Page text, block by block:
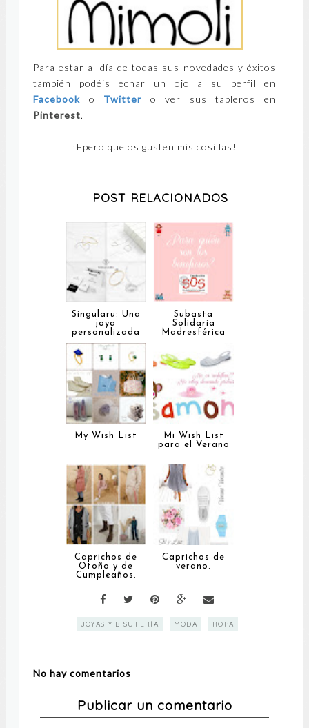
Para estar al día de todas sus novedades y éxitos
también podéis echar un ojo a su perfil en
Facebook o Twitter o ver sus tableros en
Pinterest.
¡Epero que os gusten mis cosillas!
POST RELACIONADOS
Singularu: Una
joya
personalizada
Subasta
Solidaria
Madresférica
My Wish List
Mi Wish List
para el Verano
Caprichos de
Otoño y de
Cumpleaños.
Caprichos de
verano.
JOYAS Y BISUTERÍA MODA ROPA
No hay comentarios
Publicar un comentario